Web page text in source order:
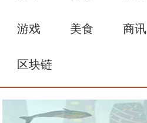
游戏 美食 商讯
区块链